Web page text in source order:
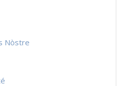
Nòstre